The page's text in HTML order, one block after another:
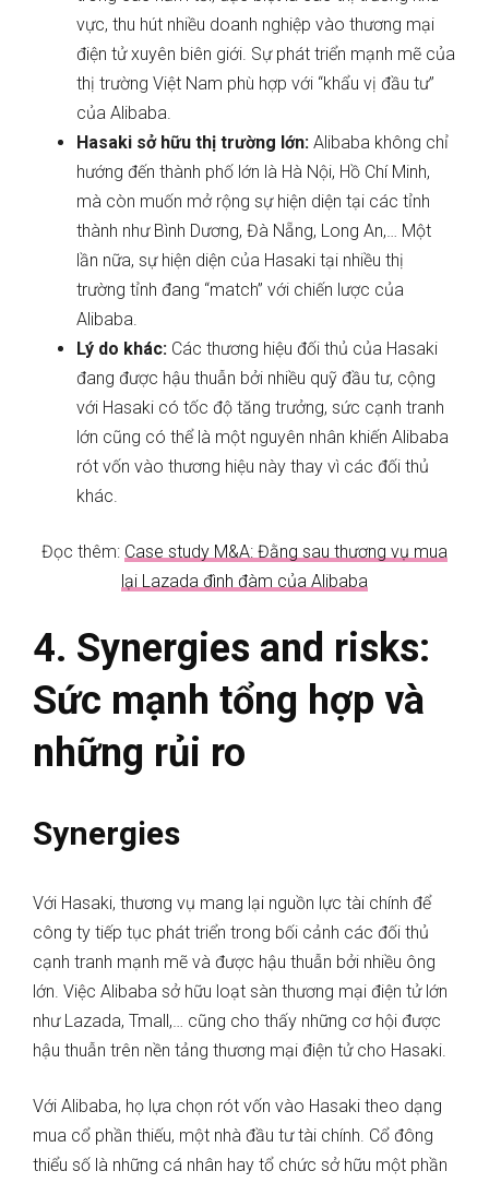
vực, thu hút nhiều doanh nghiệp vào thương mại
điện tử xuyên biên giới. Sự phát triển mạnh mẽ của
thị trường Việt Nam phù hợp với “khẩu vị đầu tư”
của Alibaba.
Hasaki sở hữu thị trường lớn: Alibaba không chỉ
hướng đến thành phố lớn là Hà Nội, Hồ Chí Minh,
mà còn muốn mở rộng sự hiện diện tại các tỉnh
thành như Bình Dương, Đà Nẵng, Long An,… Một
lần nữa, sự hiện diện của Hasaki tại nhiều thị
trường tỉnh đang “match” với chiến lược của
Alibaba.
Lý do khác: Các thương hiệu đối thủ của Hasaki
đang được hậu thuẫn bởi nhiều quỹ đầu tư, cộng
với Hasaki có tốc độ tăng trưởng, sức cạnh tranh
lớn cũng có thể là một nguyên nhân khiến Alibaba
rót vốn vào thương hiệu này thay vì các đối thủ
khác.
Đọc thêm: Case study M&A: Đằng sau thương vụ mua
lại Lazada đình đàm của Alibaba
4. Synergies and risks:
Sức mạnh tổng hợp và
những rủi ro
Synergies
Với Hasaki, thương vụ mang lại nguồn lực tài chính để
công ty tiếp tục phát triển trong bối cảnh các đối thủ
cạnh tranh mạnh mẽ và được hậu thuẫn bởi nhiều ông
lớn. Việc Alibaba sở hữu loạt sàn thương mại điện tử lớn
như Lazada, Tmall,… cũng cho thấy những cơ hội được
hậu thuẫn trên nền tảng thương mại điện tử cho Hasaki.
Với Alibaba, họ lựa chọn rót vốn vào Hasaki theo dạng
mua cổ phần thiếu, một nhà đầu tư tài chính. Cổ đông
thiểu số là những cá nhân hay tổ chức sở hữu một phần